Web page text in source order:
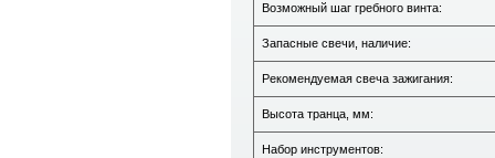
Возможный шаг гребного винта:
Запасные свечи, наличие:
Рекомендуемая свеча зажигания:
Высота транца, мм:
Набор инструментов: